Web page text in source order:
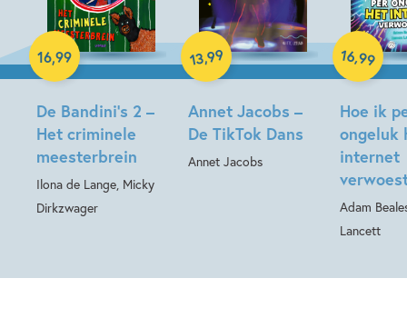
De Bandini’s 2 –
Het criminele
meesterbrein
Ilona de Lange, Micky
Dirkzwager
16,99
Hardcover
Annet Jacobs –
De TikTok Dans
Annet Jacobs
13,99
Hardcover
Hoe ik
ongeluk
internet
Adam
Lancett
16,99
Hardcover